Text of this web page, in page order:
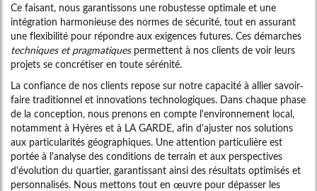
Ce faisant, nous garantissons une robustesse optimale et une
intégration harmonieuse des normes de sécurité, tout en assurant
une flexibilité pour répondre aux exigences futures. Ces démarches
techniques et pragmatiquespermettent à nos clients de voir leurs
projets se concrétiser en toute sérénité.
La confiance de nos clients repose sur notre capacité à allier savoir-
faire traditionnel et innovations technologiques. Dans chaque phase
de la conception, nous prenons en compte l'environnement local,
notamment à Hyères et à LA GARDE, afin d'ajuster nos solutions
aux particularités géographiques. Une attention particulière est
portée à l'analyse des conditions de terrain et aux perspectives
d'évolution du quartier, garantissant ainsi des résultats optimisés et
personnalisés. Nous mettons tout en œuvre pour dépasser les